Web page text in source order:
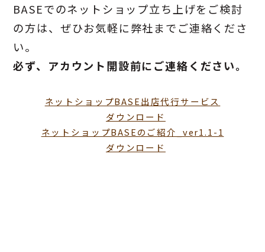
BASEでのネットショップ立ち上げをご検討
の方は、ぜひお気軽に弊社までご連絡くださ
い。
必ず、アカウント開設前にご連絡ください。
ネットショップBASE出店代行サービス
ダウンロード
ネットショップBASEのご紹介_ver1.1-1
ダウンロード